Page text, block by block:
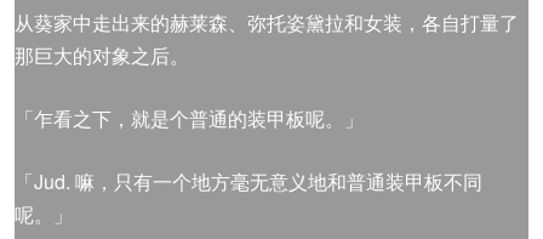
从葵家中走出来的赫莱森、弥托姿黛拉和女装，各自打量了
那巨大的对象之后。
「乍看之下，就是个普通的装甲板呢。」
「Jud. 嘛，只有一个地方毫无意义地和普通装甲板不同
呢。」